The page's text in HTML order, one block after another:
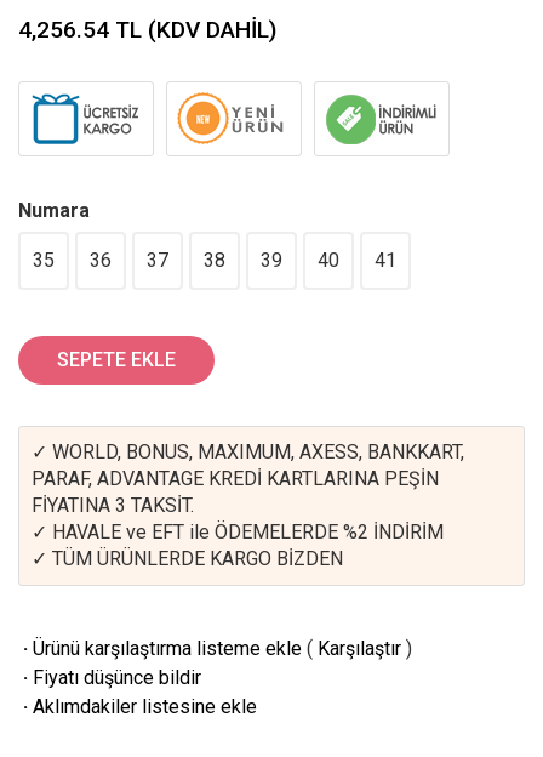
4,256.54TL (KDV DAHİL)
Numara
35 36 37 38 39 40 41
SEPETE EKLE
✓ WORLD, BONUS, MAXIMUM, AXESS, BANKKART,
PARAF, ADVANTAGE KREDİ KARTLARINA PEŞİN
FİYATINA 3 TAKSİT.
✓ HAVALE ve EFT ile ÖDEMELERDE %2 İNDİRİM
✓ TÜM ÜRÜNLERDE KARGO BİZDEN
· Ürünü karşılaştırma listeme ekle( Karşılaştır)
· Fiyatı düşünce bildir
· Aklımdakiler listesine ekle